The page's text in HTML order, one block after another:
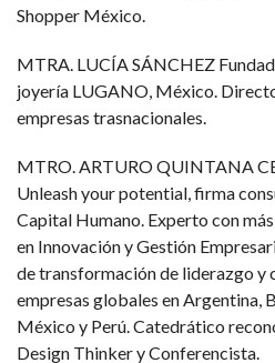
Shopper México.
MTRA. LUCÍA SÁNCHEZ
joyería LUGANO, México.
empresas trasnacionales.
MTRO. ARTURO QUINTANA
Unleash your potential, firma
Capital Humano. Experto con
en Innovación y Gestión
de transformación de liderazgo y
empresas globales en Argentina,
México y Perú. Catedrático
Design Thinker y Conferencista.